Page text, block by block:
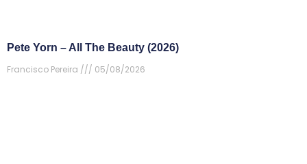
Pete Yorn – All The Beauty (2026)
Francisco Pereira
05/08/2026